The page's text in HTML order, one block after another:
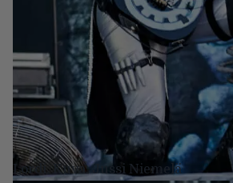
Lordi. Kuva: Jussi Niemelä